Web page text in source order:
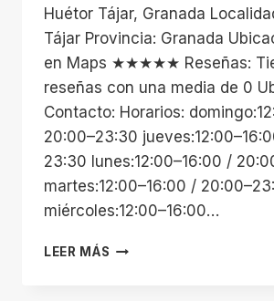
Huétor Tájar, Granada
Tájar Provincia: Granada
en Maps ★★★★★ Reseñas:
reseñas con una media de 0
Contacto: Horarios:
20:00–23:30
23:30 lunes:12:00–16:00 /
martes:12:00–16:00 /
miércoles:12:00–16:00…
LEER MÁS COMPLEJO